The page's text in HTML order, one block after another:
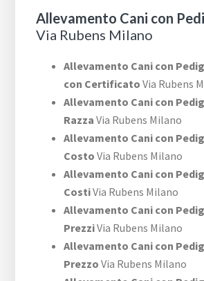
Allevamento Cani con
Via Rubens Milano
Allevamento Cani con
con Certificato Via Rubens
Allevamento Cani con
Razza Via Rubens Milano
Allevamento Cani con
Costo Via Rubens Milano
Allevamento Cani con
CostiVia Rubens Milano
Allevamento Cani con
PrezziVia Rubens Milano
Allevamento Cani con
Prezzo Via Rubens Milano